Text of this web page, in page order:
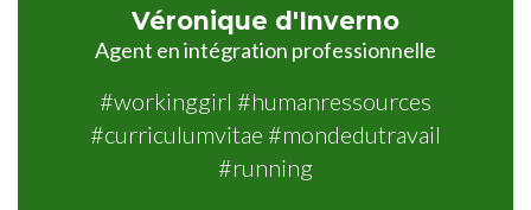
Véronique d'Inverno
Agent en intégration professionnelle
#workinggirl #humanressources
#curriculumvitae #mondedutravail
#running